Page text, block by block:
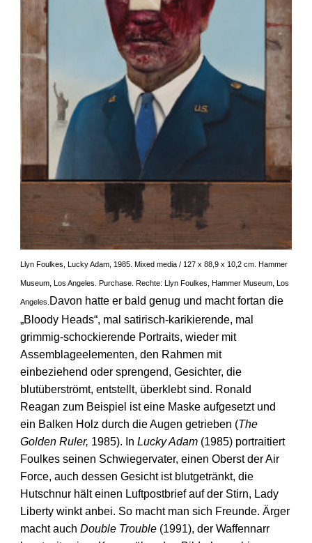
Llyn Foulkes, Lucky Adam, 1985. Mixed media / 127 x 88,9 x 10,2 cm. Hammer
Museum, Los Angeles. Purchase. Rechte: Llyn Foulkes, Hammer Museum, Los
Angeles. Davon hatte er bald genug und macht fortan die
„Bloody Heads“, mal satirisch-karikierende, mal
grimmig-schockierende Portraits, wieder mit
Assemblage­elementen, den Rahmen mit
einbeziehend oder sprengend, Gesichter, die
blutüberströmt, entstellt, überklebt sind. Ronald
Reagan zum Beispiel ist eine Maske aufgesetzt und
ein Balken Holz durch die Augen getrieben (The
Golden Ruler, 1985). In Lucky Adam(1985) portraitiert
Foulkes seinen Schwieger­vater, einen Oberst der Air
Force, auch dessen Gesicht ist blutgetränkt, die
Hutschnur hält einen Luftpostbrief auf der Stirn, Lady
Liberty winkt anbei. So macht man sich Freunde. Ärger
macht auch Double Trouble(1991), der Waffennarr